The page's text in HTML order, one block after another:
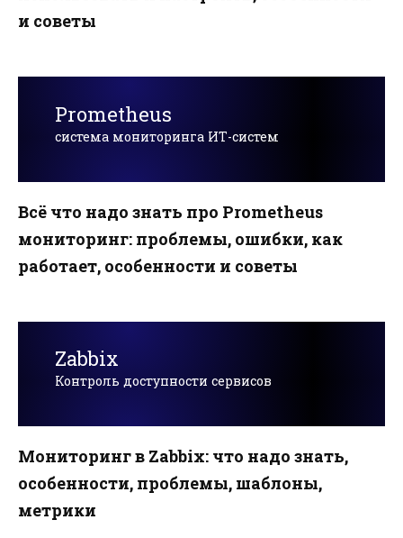
и советы
Prometheus
система мониторинга ИТ-систем
Всё что надо знать про Prometheus
мониторинг: проблемы, ошибки, как
работает, особенности и советы
Zabbix
Контроль доступности сервисов
Мониторинг в Zabbix: что надо знать,
особенности, проблемы, шаблоны,
метрики